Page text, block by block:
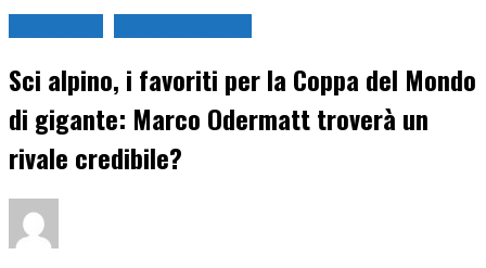
Sci alpino, i favoriti per la Coppa del Mondo
di gigante: Marco Odermatt troverà un
rivale credibile?